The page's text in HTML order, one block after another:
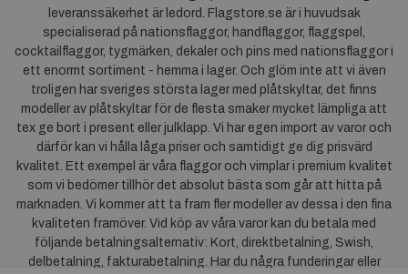
leveranssäkerhet är ledord. Flagstore.se är i huvudsak
specialiserad på nationsflaggor, handflaggor, flaggspel,
cocktailflaggor, tygmärken, dekaler och pins med nationsflaggor i
ett enormt sortiment - hemma i lager. Och glöm inte att vi även
troligen har sveriges största lager med plåtskyltar, det finns
modeller av plåtskyltar för de flesta smaker mycket lämpliga att
tex ge bort i present eller julklapp. Vi har egen import av varor och
därför kan vi hålla låga priser och samtidigt ge dig prisvärd
kvalitet. Ett exempel är våra flaggor och vimplar i premium kvalitet
som vi bedömer tillhör det absolut bästa som går att hitta på
marknaden. Vi kommer att ta fram fler modeller av dessa i den fina
kvaliteten framöver. Vid köp av våra varor kan du betala med
följande betalningsalternativ: Kort, direktbetalning, Swish,
delbetalning, fakturabetalning. Har du några funderingar eller